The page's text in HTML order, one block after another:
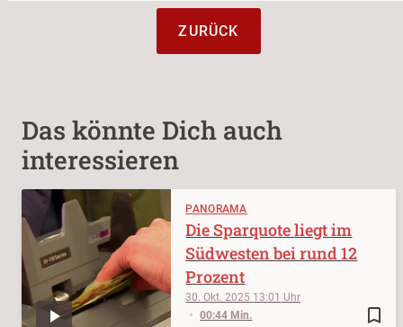
ZURÜCK
Das könnte Dich auch
interessieren
PANORAMA
bookmark_border
30. Okt. 2025 13:01
00:44 Min.
Die Sparquote liegt im
Südwesten bei rund 12
Prozent